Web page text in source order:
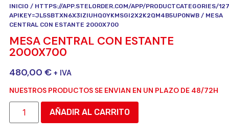
INICIO / HTTPS://APP.STELORDER.COM/APP/PRODUCTCATEGORIES/
APIKEY=JL5SBTXN6X3IZIUHQ0YKMSGI2X2K2QM4B5UP0NWB / MESA
CENTRAL CON ESTANTE 2000X700
MESA CENTRAL CON ESTANTE
2000X700
480,00 € + IVA
NUESTROS PRODUCTOS SE ENVIAN EN UN PLAZO DE 48/72H
AÑADIR AL CARRITO